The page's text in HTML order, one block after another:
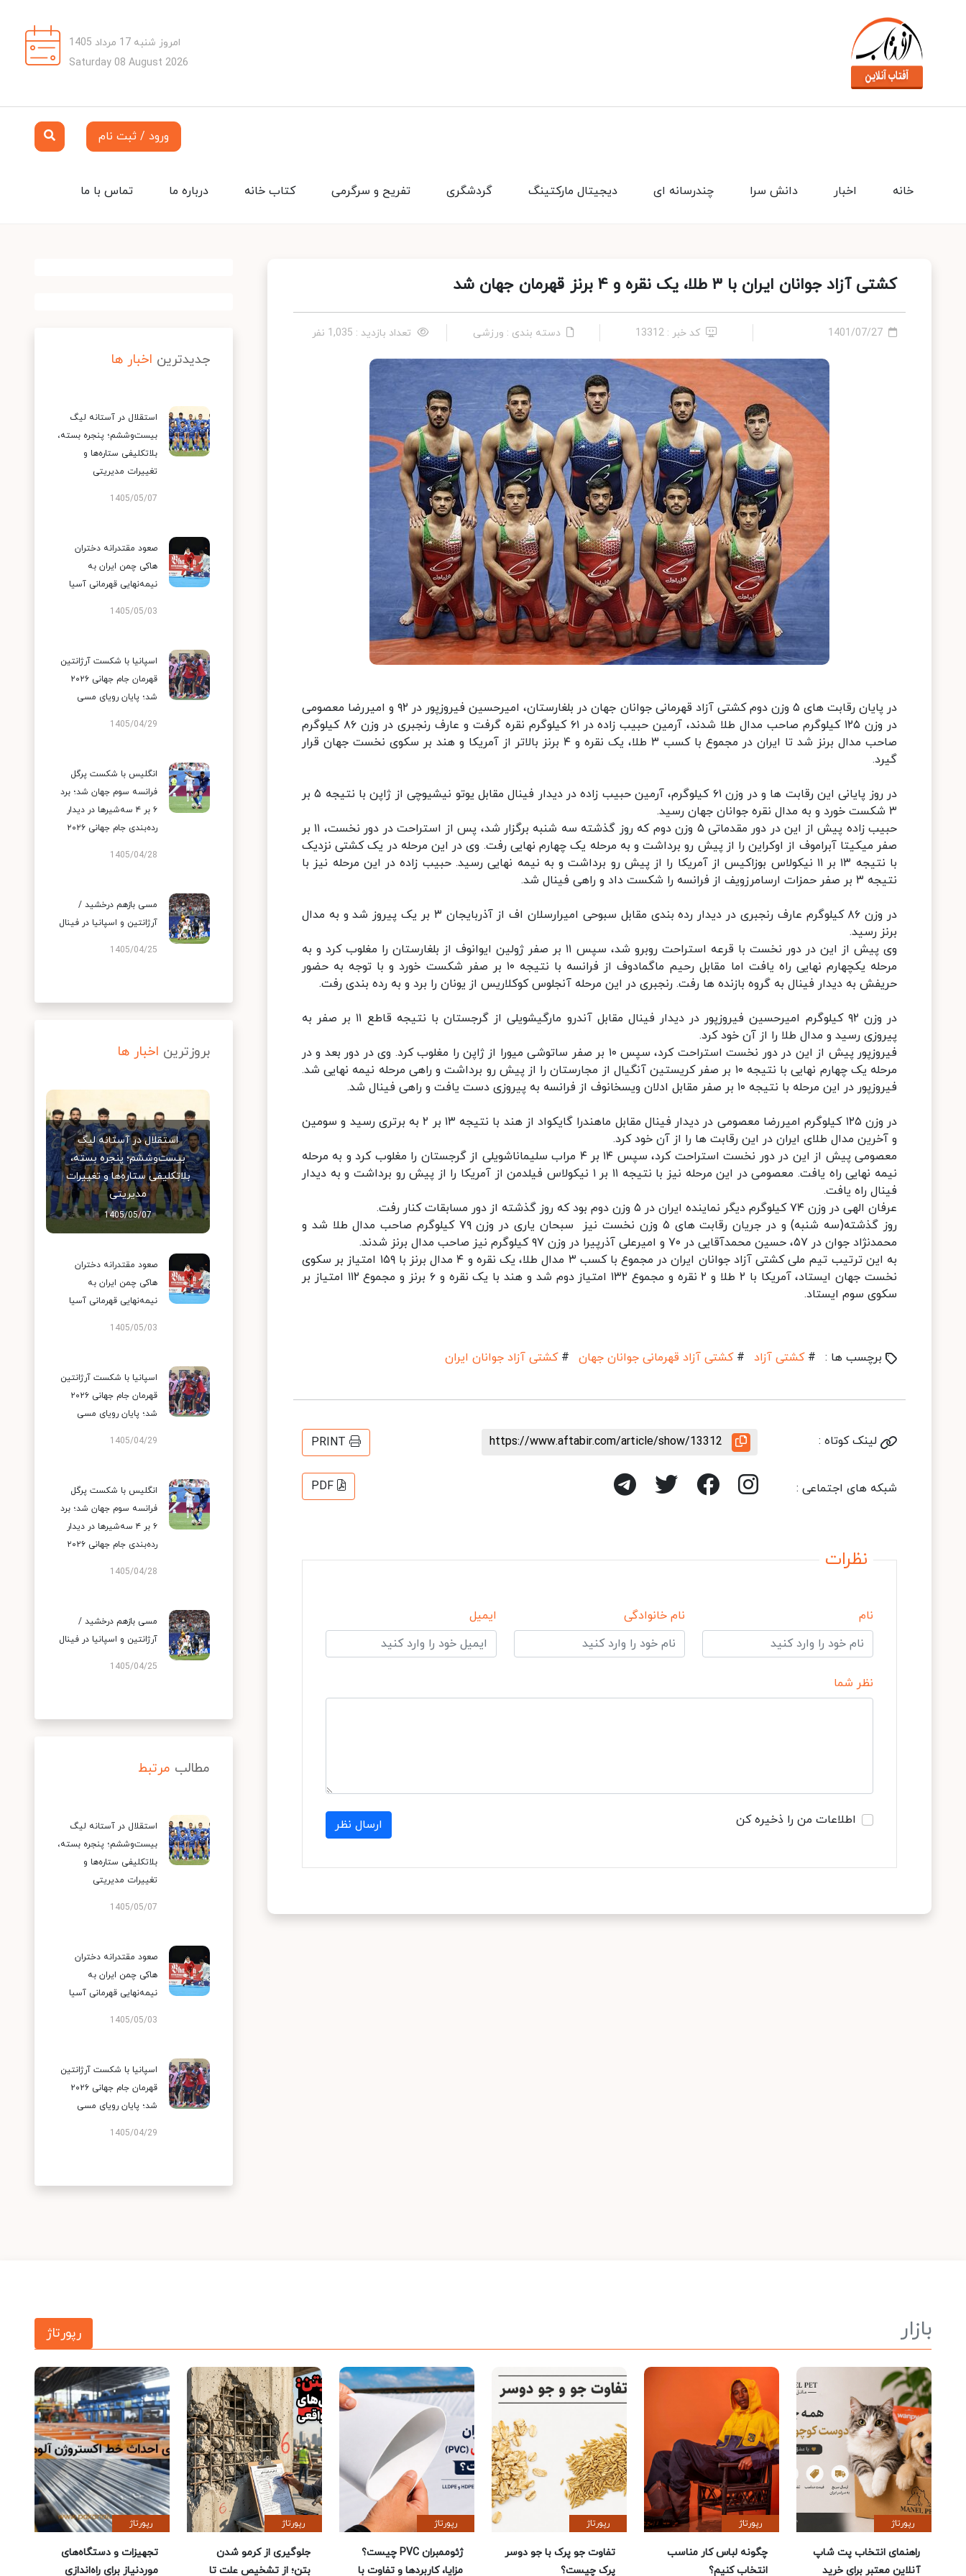
امروز شنبه 17 مرداد 1405
Saturday 08 August 2026
ورود / ثبت نام
تماس با ما درباره ما کتاب خانه تفریح و سرگرمی گردشگری دیجیتال مارکتینگ چندرسانه ای دانش سرا اخبار خانه
کشتی آزاد جوانان ایران با ۳ طلا، یک نقره و ۴ برنز قهرمان جهان شد
1401/07/27 کد خبر : 13312 دسته بندی : ورزشی تعداد بازدید : 1,035 نفر
در پایان رقابت های ۵ وزن دوم کشتی آزاد قهرمانی جوانان جهان در بلغارستان، امیرحسین فیروزپور در ۹۲ و امیررضا معصومی
در وزن ۱۲۵ کیلوگرم صاحب مدال طلا شدند، آرمین حبیب زاده در ۶۱ کیلوگرم نقره گرفت و عارف رنجبری در وزن ۸۶ کیلوگرم
صاحب مدال برنز شد تا ایران در مجموع با کسب ۳ طلا، یک نقره و ۴ برنز بالاتر از آمریکا و هند بر سکوی نخست جهان قرار
گیرد.
در روز پایانی این رقابت ها و در وزن ۶۱ کیلوگرم، آرمین حبیب زاده در دیدار فینال مقابل یوتو نیشیوچی از ژاپن با نتیجه ۵ بر
۳ شکست خورد و به مدال نقره جوانان جهان رسید.
حبیب زاده پیش از این در دور مقدماتی ۵ وزن دوم که روز گذشته سه شنبه برگزار شد، پس از استراحت در دور نخست، ۱۱ بر
صفر میکیتا آبراموف از اوکراین را از پیش رو برداشت و به مرحله یک چهارم نهایی رفت. وی در این مرحله در یک کشتی نزدیک
با نتیجه ۱۳ بر ۱۱ نیکولاس بوزاکیس از آمریکا را از پیش رو برداشت و به نیمه نهایی رسید. حبیب زاده در این مرحله نیز با
نتیجه ۳ بر صفر حمزات ارسامرزویف از فرانسه را شکست داد و راهی فینال شد.
در وزن ۸۶ کیلوگرم عارف رنجبری در دیدار رده بندی مقابل سبوحی امیرارسلان اف از آذربایجان ۳ بر یک پیروز شد و به مدال
برنز رسید.
وی پیش از این در دور نخست با قرعه استراحت روبرو شد، سپس ۱۱ بر صفر ژولین ایوانوف از بلغارستان را مغلوب کرد و به
مرحله یکچهارم نهایی راه یافت اما مقابل رحیم ماگمادوف از فرانسه با نتیجه ۱۰ بر صفر شکست خورد و با توجه به حضور
حریفش به دیدار فینال به گروه بازنده ها رفت. رنجبری در این مرحله آنجلوس کوکلاریس از یونان را برد و به رده بندی رفت.
در وزن ۹۲ کیلوگرم امیرحسین فیروزپور در دیدار فینال مقابل آندرو مارگیشویلی از گرجستان با نتیجه قاطع ۱۱ بر صفر به
پیروزی رسید و مدال طلا را از آن خود کرد.
فیروزپور پیش از این در دور نخست استراحت کرد، سپس ۱۰ بر صفر ساتوشی میورا از ژاپن را مغلوب کرد. وی در دور بعد و در
مرحله یک چهارم نهایی با نتیجه ۱۰ بر صفر کریستین آنگیال از مجارستان را از پیش رو برداشت و راهی مرحله نیمه نهایی شد.
فیروزپور در این مرحله با نتیجه ۱۰ بر صفر مقابل ادلان ویسخانوف از فرانسه به پیروزی دست یافت و راهی فینال شد.
در وزن ۱۲۵ کیلوگرم امیررضا معصومی در دیدار فینال مقابل ماهندرا گایکواد از هند با نتیجه ۱۳ بر ۲ به برتری رسید و سومین
و آخرین مدال طلای ایران در این رقابت ها را از آن خود کرد.
معصومی پیش از این در دور نخست استراحت کرد، سپس ۱۴ بر ۴ مراب سلیماناشویلی از گرجستان را مغلوب کرد و به مرحله
نیمه نهایی راه یافت. معصومی در این مرحله نیز با نتیجه ۱۱ بر ۱ نیکولاس فیلدمن از آمریکا را از پیش رو برداشت و به دیدار
فینال راه یافت.
عرفان الهی در وزن ۷۴ کیلوگرم دیگر نماینده ایران در ۵ وزن دوم بود که روز گذشته از دور مسابقات کنار رفت.
روز گذشته(سه شنبه) و در جریان رقابت های ۵ وزن نخست نیز سبحان یاری در وزن ۷۹ کیلوگرم صاحب مدال طلا شد و
محمدنژاد جوان در ۵۷، حسین محمدآقایی در ۷۰ و امیرعلی آذرپیرا در وزن ۹۷ کیلوگرم نیز صاحب مدال برنز شدند.
به این ترتیب تیم ملی کشتی آزاد جوانان ایران در مجموع با کسب ۳ مدال طلا، یک نقره و ۴ مدال برنز با ۱۵۹ امتیاز بر سکوی
نخست جهان ایستاد، آمریکا با ۲ طلا و ۲ نقره و مجموع ۱۳۲ امتیاز دوم شد و هند با یک نقره و ۶ برنز و مجموع ۱۱۲ امتیاز بر
سکوی سوم ایستاد.
برچسب ها : # کشتی آزاد # کشتی آزاد قهرمانی جوانان جهان # کشتی آزاد جوانان ایران
لینک کوتاه : https://www.aftabir.com/article/show/13312
PRINT
شبکه های اجتماعی : PDF
نظرات
نام نام خانوادگی ایمیل
نظر شما
اطلاعات من را ذخیره کن ارسال نظر
جدیدترین اخبار ها
استقلال در آستانه لیگ
بیست‌وششم؛ پنجره بسته،
بلاتکلیفی ستاره‌ها و
تغییرات مدیریتی
1405/05/07
صعود مقتدرانه دختران
هاکی چمن ایران به
نیمه‌نهایی قهرمانی آسیا
1405/05/03
اسپانیا با شکست آرژانتین
قهرمان جام جهانی ۲۰۲۶
شد؛ پایان رویای مسی
1405/04/29
انگلیس با شکست پرگل
فرانسه سوم جهان شد؛ برد
۶ بر ۴ سه‌شیرها در دیدار
رده‌بندی جام جهانی ۲۰۲۶
1405/04/28
مسی بازهم درخشید /
آرژانتین و اسپانیا در فینال
1405/04/25
بروزترین اخبار ها
استقلال در آستانه لیگ
بیست‌وششم؛ پنجره بسته،
بلاتکلیفی ستاره‌ها و تغییرات
مدیریتی
1405/05/07
صعود مقتدرانه دختران
هاکی چمن ایران به
نیمه‌نهایی قهرمانی آسیا
1405/05/03
اسپانیا با شکست آرژانتین
قهرمان جام جهانی ۲۰۲۶
شد؛ پایان رویای مسی
1405/04/29
انگلیس با شکست پرگل
فرانسه سوم جهان شد؛ برد
۶ بر ۴ سه‌شیرها در دیدار
رده‌بندی جام جهانی ۲۰۲۶
1405/04/28
مسی بازهم درخشید /
آرژانتین و اسپانیا در فینال
1405/04/25
مطالب مرتبط
استقلال در آستانه لیگ
بیست‌وششم؛ پنجره بسته،
بلاتکلیفی ستاره‌ها و
تغییرات مدیریتی
1405/05/07
صعود مقتدرانه دختران
هاکی چمن ایران به
نیمه‌نهایی قهرمانی آسیا
1405/05/03
اسپانیا با شکست آرژانتین
قهرمان جام جهانی ۲۰۲۶
شد؛ پایان رویای مسی
1405/04/29
بازار رپورتاژ
رپورتاژ
راهنمای انتخاب پت شاپ
آنلاین معتبر برای خرید
رپورتاژ
چگونه لباس کار مناسب
انتخاب کنیم؟
رپورتاژ
تفاوت جو پرک با جو دوسر
پرک چیست؟
رپورتاژ
ژئوممبران PVC چیست؟
مزایا، کاربردها و تفاوت با
رپورتاژ
جلوگیری از کرمو شدن
بتن؛ از تشخیص علت تا
رپورتاژ
تجهیزات و دستگاه‌های
موردنیاز برای راه‌اندازی